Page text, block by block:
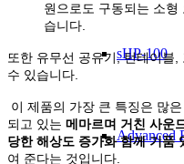
sHP-100
Advanced
원으로도 구동되는 소형
습니다.
또한 유무선 공유기, 턴테이블
수 있습니다.
이 제품의 가장 큰 특징은 많
되고 있는 메마르며 거친 사운
당한 해상도 증가화 함께 기품
여 준다는 것입니다.